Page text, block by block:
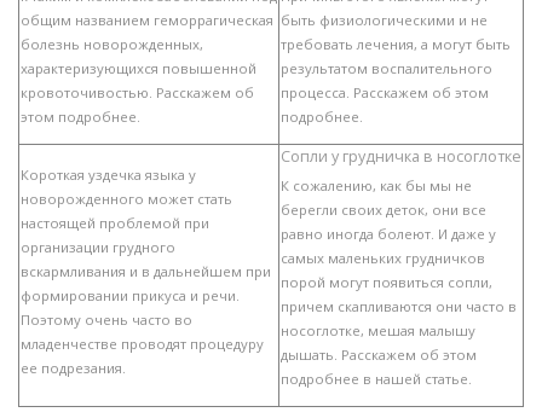
общим названием геморрагическая
болезнь новорожденных,
характеризующихся повышенной
кровоточивостью. Расскажем об
этом подробнее.
быть физиологическими и не
требовать лечения, а могут быть
результатом воспалительного
процесса. Расскажем об этом
подробнее.
Короткая уздечка языка у
новорожденного может стать
настоящей проблемой при
организации грудного
вскармливания и в дальнейшем при
формировании прикуса и речи.
Поэтому очень часто во
младенчестве проводят процедуру
ее подрезания.
Сопли у грудничка в носоглотке
К сожалению, как бы мы не
берегли своих деток, они все
равно иногда болеют. И даже у
самых маленьких грудничков
порой могут появиться сопли,
причем скапливаются они часто в
носоглотке, мешая малышу
дышать. Расскажем об этом
подробнее в нашей статье.